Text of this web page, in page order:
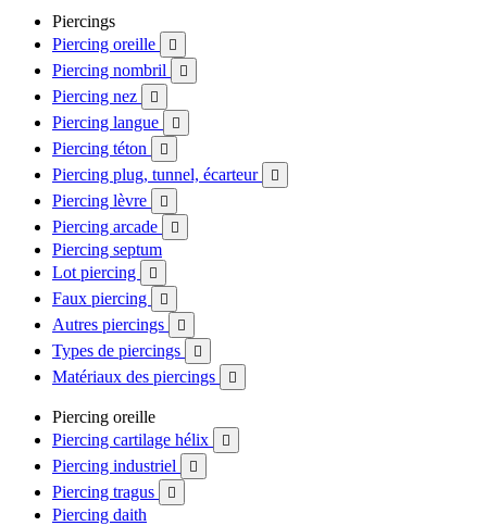
Piercings
Piercing oreille

Piercing nombril 
Piercing nez 
Piercing langue 
Piercing téton 
Piercing plug, tunnel, écarteur 
Piercing lèvre 
Piercing arcade 
Piercing septum
Lot piercing

Faux piercing 
Autres piercings 
Types de piercings 
Matériaux des piercings 
Piercing oreille
Piercing cartilage hélix

Piercing industriel 
Piercing tragus 
Piercing daith